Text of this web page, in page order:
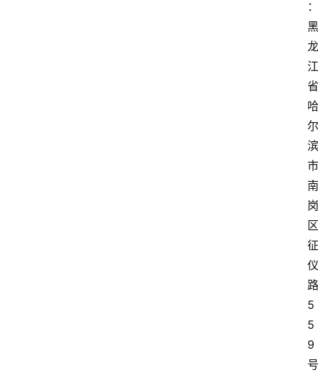
：
黑
龙
江
省
哈
尔
滨
市
南
岗
区
征
仪
路
5
5
9
号